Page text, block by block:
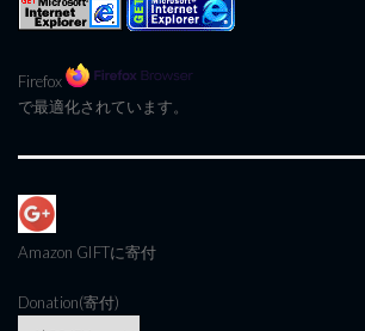
Firefox
で最適化されています。
Amazon GIFTに寄付
Donation(寄付)